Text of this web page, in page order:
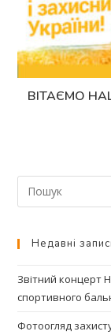
ВІТАЄМО
Недавні
Звітний концерт
спортивного
Фотоогляд